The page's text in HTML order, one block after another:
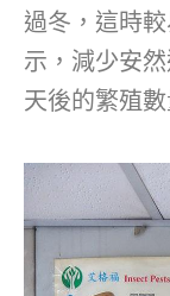
過冬，這時
示，減少安
天後的繁殖數